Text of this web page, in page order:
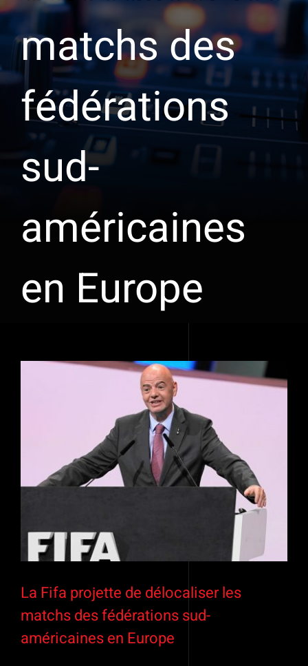
matchs des
fédérations
sud-
américaines
en Europe
La Fifa projette de délocaliser les
matchs des fédérations sud-
américaines en Europe